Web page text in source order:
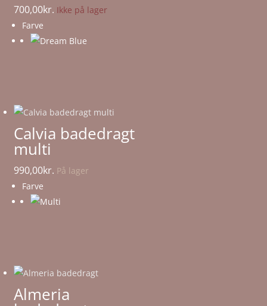
700,00kr. Ikke på lager
Farve
Calvia badedragt
multi
990,00kr. På lager
Farve
Almeria